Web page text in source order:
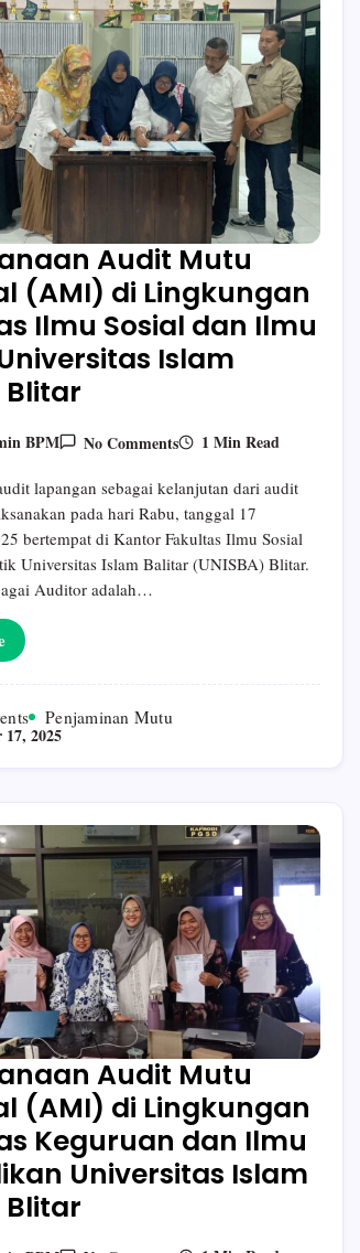
Audit Mutu
(AMI) di Lingkungan
Ilmu Sosial dan Ilmu
Islam
BPM No CommentsOn
Pelaksanaan
Mutu
Internal
(AMI)
Di
Lingkungan
Fakultas
1 Min Read
lapangan sebagai kelanjutan dari audit
pada hari Rabu, tanggal 17
bertempat di Kantor Fakultas Ilmu Sosial
Universitas Islam Balitar (UNISBA) Blitar.
Auditor adalah…
Penjaminan Mutu
17, 2025
Audit Mutu
(AMI) di Lingkungan
Keguruan dan Ilmu
Universitas Islam